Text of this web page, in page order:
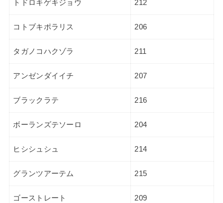
トドロキゲキジョウ 212
コトブキポラリス 206
タガノコハクゾラ 211
アンゼンダイイチ 207
ブラックラテ 216
ボーランズテソーロ 204
ヒシシュシュ 214
グランツアーテム 215
ゴーストレート 209